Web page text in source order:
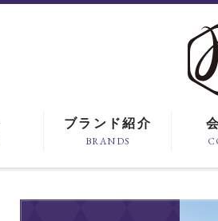
ブランド紹介
BRANDS